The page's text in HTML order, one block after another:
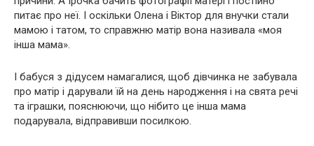
питає про неї. І оскільки Олена і Віктор для внучки стали
мамою і татом, то справжню матір вона називала «моя
інша мама».
І бабуся з дідусем намагалися, щоб дівчинка не забувала
про матір і дарували їй на день народження і на свята речі
та іграшки, пояснюючи, що нібито це інша мама
подарувала, відправивши посилкою.